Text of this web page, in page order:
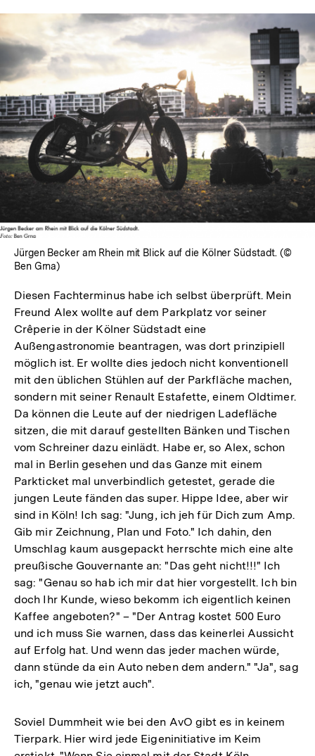
Jürgen Becker am Rhein mit Blick auf die Kölner Südstadt. (©
Ben Grna)
Diesen Fachterminus habe ich selbst überprüft. Mein
Freund Alex wollte auf dem Parkplatz vor seiner
Crêperie in der Kölner Südstadt eine
Außengastronomie beantragen, was dort prinzipiell
möglich ist. Er wollte dies jedoch nicht konventionell
mit den üblichen Stühlen auf der Parkfläche machen,
sondern mit seiner Renault Estafette, einem Oldtimer.
Da können die Leute auf der niedrigen Ladefläche
sitzen, die mit darauf gestellten Bänken und Tischen
vom Schreiner dazu einlädt. Habe er, so Alex, schon
mal in Berlin gesehen und das Ganze mit einem
Parkticket mal unverbindlich getestet, gerade die
jungen Leute fänden das super. Hippe Idee, aber wir
sind in Köln! Ich sag: "Jung, ich jeh für Dich zum Amp.
Gib mir Zeichnung, Plan und Foto." Ich dahin, den
Umschlag kaum ausgepackt herrschte mich eine alte
preußische Gouvernante an: "Das geht nicht!!!" Ich
sag: "Genau so hab ich mir dat hier vorgestellt. Ich bin
doch Ihr Kunde, wieso bekomm ich eigentlich keinen
Kaffee angeboten?" – "Der Antrag kostet 500 Euro
und ich muss Sie warnen, dass das keinerlei Aussicht
auf Erfolg hat. Und wenn das jeder machen würde,
dann stünde da ein Auto neben dem andern." "Ja", sag
ich, "genau wie jetzt auch".
Soviel Dummheit wie bei den AvO gibt es in keinem
Tierpark. Hier wird jede Eigeninitiative im Keim